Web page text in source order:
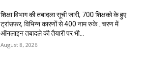
शिक्षा विभाग की तबादला सूची जारी, 700 शिक्षको के हुए
ट्रांसफर, विभिन्न कारणों से 400 नाम रुके…चरण में
ऑनलाइन तबादले की तैयारी पर भी...
August 8, 2026